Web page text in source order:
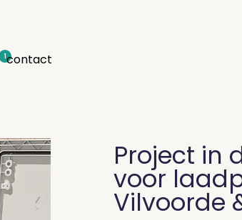
1contact
Project in
voor
Vilvoorde